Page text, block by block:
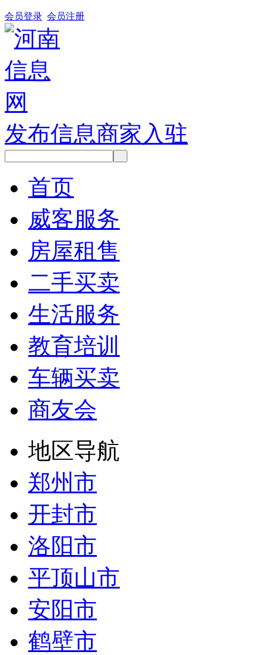
会员登录 会员注册
发布信息商家入驻
首页
威客服务
房屋租售
二手买卖
生活服务
教育培训
车辆买卖
商友会
地区导航
郑州市
开封市
洛阳市
平顶山市
安阳市
鹤壁市